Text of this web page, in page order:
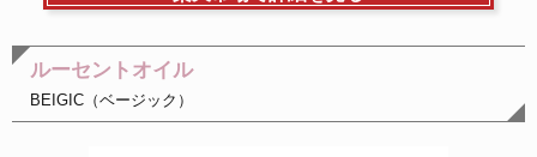
ルーセントオイル
BEIGIC（ベージック）